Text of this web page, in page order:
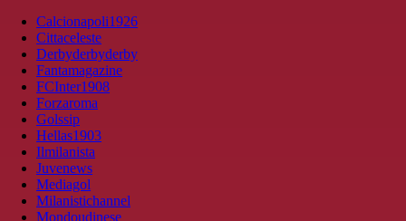
Calcionapoli1926
Cittaceleste
Derbyderbyderby
Fantamagazine
FCInter1908
Forzaroma
Golssip
Hellas1903
Ilmilanista
Juvenews
Mediagol
Milanistichannel
Mondoudinese